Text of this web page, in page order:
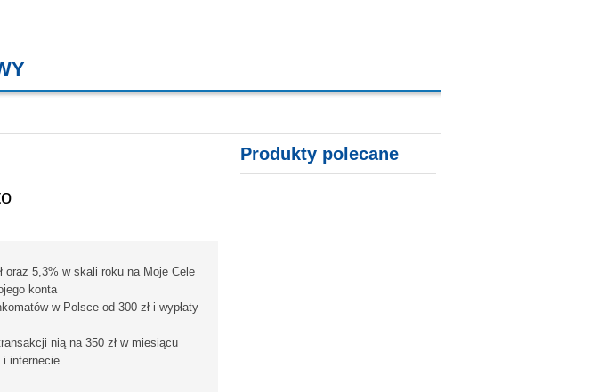
oraz 5,3% w skali roku na Moje Cele
konta
w Polsce od 300 zł i wypłaty
nią na 350 zł w miesiącu
i internecie
Produkty polecane